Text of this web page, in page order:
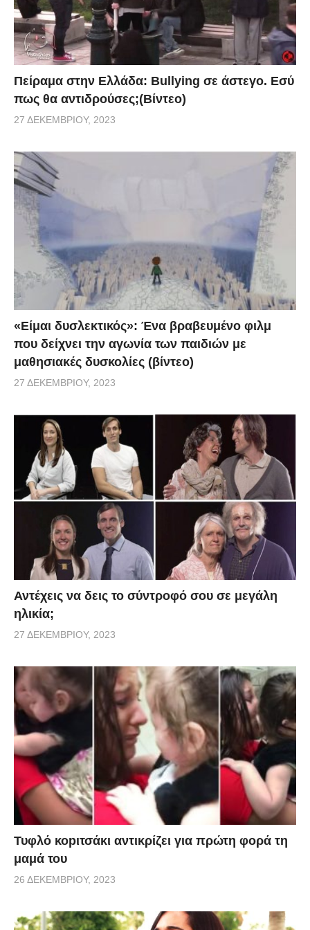
Πείραμα στην Ελλάδα: Bullying σε άστεγο. Εσύ
πως θα αντιδρούσες;(Βίντεο)
27 ΔΕΚΕΜΒΡΊΟΥ, 2023
«Είμαι δυσλεκτικός»: Ένα βραβευμένο φιλμ
που δείχνει την αγωνία των παιδιών με
μαθησιακές δυσκολίες (βίντεο)
27 ΔΕΚΕΜΒΡΊΟΥ, 2023
Αντέχεις να δεις το σύντροφό σου σε μεγάλη
ηλικία;
27 ΔΕΚΕΜΒΡΊΟΥ, 2023
Τυφλό κοpιτσάκι αντικρίζει για πρώτη φορά τη
μαμά του
26 ΔΕΚΕΜΒΡΊΟΥ, 2023